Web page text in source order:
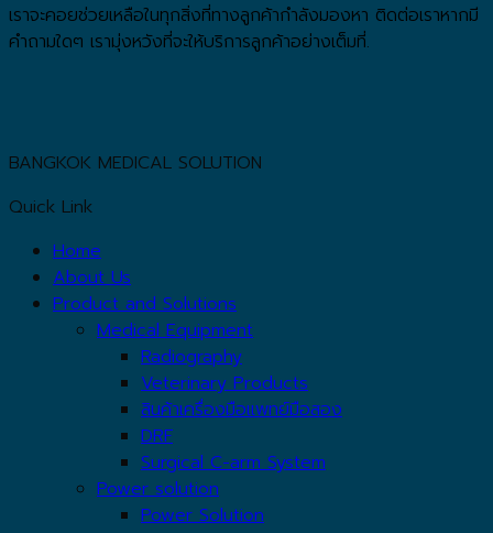
เราจะคอยช่วยเหลือในทุกสิ่งที่ทางลูกค้ากำลังมองหา ติดต่อเราหากมี
คำถามใดๆ เรามุ่งหวังที่จะให้บริการลูกค้าอย่างเต็มที่.
BANGKOK MEDICAL SOLUTION
Quick Link
Home
About Us
Product and Solutions
Medical Equipment
Radiography
Veterinary Products
สินค้าเครื่องมือแพทย์มือสอง
DRF
Surgical C-arm System
Power solution
Power Solution